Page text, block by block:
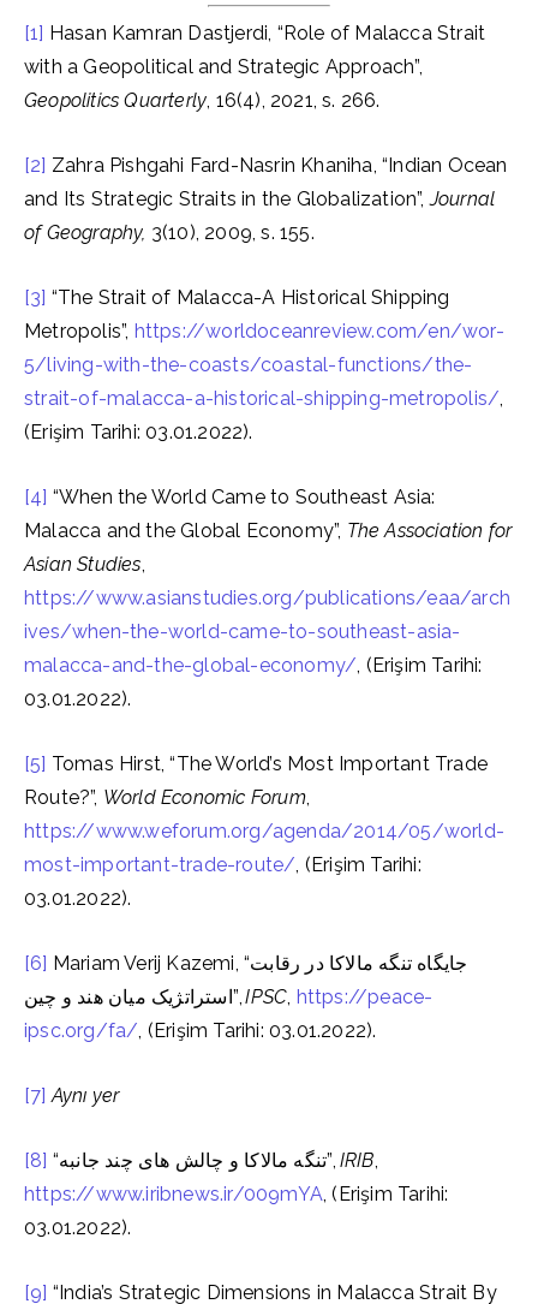
[1] Hasan Kamran Dastjerdi, “Role of Malacca Strait
with a Geopolitical and Strategic Approach”,
Geopolitics Quarterly, 16(4), 2021, s. 266.
[2] Zahra Pishgahi Fard-Nasrin Khaniha, “Indian Ocean
and Its Strategic Straits in the Globalization”,Journal
of Geography, 3(10), 2009, s. 155.
[3] “The Strait of Malacca-A Historical Shipping
Metropolis”, https://worldoceanreview.com/en/wor-
5/living-with-the-coasts/coastal-functions/the-
strait-of-malacca-a-historical-shipping-metropolis/,
(Erişim Tarihi: 03.01.2022).
[4] “When the World Came to Southeast Asia:
Malacca and the Global Economy”, The Association for
Asian Studies,
https://www.asianstudies.org/publications/eaa/arch
ives/when-the-world-came-to-southeast-asia-
malacca-and-the-global-economy/, (Erişim Tarihi:
03.01.2022).
[5] Tomas Hirst, “The World’s Most Important Trade
Route?”, World Economic Forum,
https://www.weforum.org/agenda/2014/05/world-
most-important-trade-route/, (Erişim Tarihi:
03.01.2022).
[6] Mariam Verij Kazemi, “جایگاه تنگه مالاکا در رقابت
استراتژیک میان هند و چین”,IPSC, https://peace-
ipsc.org/fa/, (Erişim Tarihi: 03.01.2022).
[7] Aynı yer
[8] “تنگه مالاکا و چالش های چند جانبه”, IRIB,
https://www.iribnews.ir/009mYA, (Erişim Tarihi:
03.01.2022).
[9] “India’s Strategic Dimensions in Malacca Strait By